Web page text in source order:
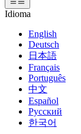
Engine do Unity
Crie jogos 2D e 3D
Colaboração
Colabore e itere
Baixe o Unity
Planos e preços
Implante
Multiplataforma
Colaboração 3D
Construa e revise
Treinamento imersivo
Treine em
Experiências do
Crie experiências
Setores
Manufatura
Documentação
Ferramentas de
Versões de
Roteiro
Revisar recursos
Glossário
Discussões
Eventos
Eventos globais e
Histórias da
Made with Unity
Mostrando
Unity Learn
Domine habilidades
Treinamento
Aprimore sua
É iniciante no Unity?
Conceitos básicos
Inicie seu
Caminhos
Obter ajuda
Ajudando você a ter
Planos de sucesso
Alcance seus
Perguntas frequentes
Respostas para
Entre em contato
Conecte-se com
Idioma
English
Deutsch
日本語
Français
Português
中文
Español
Русский
한국어